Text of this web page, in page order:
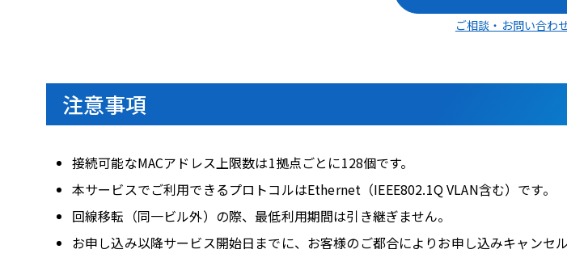
ご相談・お問い合わ
注意事項
接続可能なMACアドレス上限数は1拠点ごとに128個です。
本サービスでご利用できるプロトコルはEthernet（IEEE802.1Q VLAN含む）です。
回線移転（同一ビル外）の際、最低利用期間は引き継ぎません。
お申し込み以降サービス開始日までに、お客様のご都合によりお申し込みキャンセ